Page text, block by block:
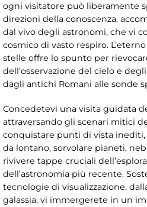
ogni visitatore può liberamente
direzioni della conoscenza,
dal vivo degli astronomi, che vi
cosmico di vasto respiro.
stelle offre lo spunto per
dell’osservazione del cielo e
dagli antichi Romani alle sonde
Concedetevi una visita guidata
attraversando gli scenari mitici
conquistare punti di vista inediti,
da lontano, sorvolare pianeti,
rivivere tappe cruciali
dell’astronomia più recente.
tecnologie di visualizzazione,
galassia, vi immergerete in un